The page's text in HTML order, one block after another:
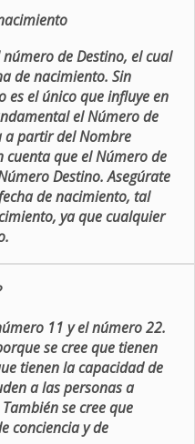
de Destino, el cual
de nacimiento. Sin
es el único que influye en
el Número de
a partir del Nombre
cuenta que el Número de
Destino. Asegúrate
de nacimiento, tal
ya que cualquier
11 y el número 22.
se cree que tienen
tienen la capacidad de
a las personas a
se cree que
conciencia y de